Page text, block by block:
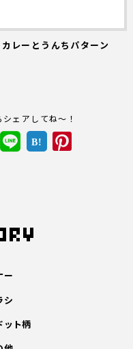
ー
シ
ット柄
カレーとうんちパターン
ェアしてね～！
B!